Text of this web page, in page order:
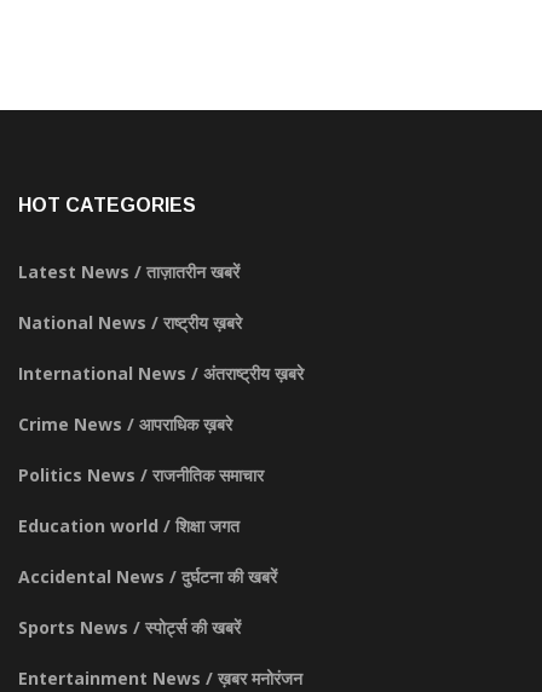
HOT CATEGORIES
Latest News / ताज़ातरीन खबरें
National News / राष्ट्रीय ख़बरे
International News / अंतराष्ट्रीय ख़बरे
Crime News / आपराधिक ख़बरे
Politics News / राजनीतिक समाचार
Education world / शिक्षा जगत
Accidental News / दुर्घटना की खबरें
Sports News / स्पोर्ट्स की खबरें
Entertainment News / ख़बर मनोरंजन